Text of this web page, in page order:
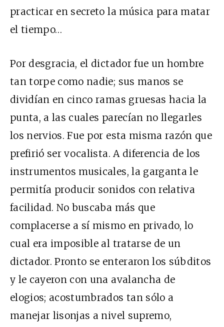
practicar en secreto la música para matar
el tiempo…
Por desgracia, el dictador fue un hombre
tan torpe como nadie; sus manos se
dividían en cinco ramas gruesas hacia la
punta, a las cuales parecían no llegarles
los nervios. Fue por esta misma razón que
prefirió ser vocalista. A diferencia de los
instrumentos musicales, la garganta le
permitía producir sonidos con relativa
facilidad. No buscaba más que
complacerse a sí mismo en privado, lo
cual era imposible al tratarse de un
dictador. Pronto se enteraron los súbditos
y le cayeron con una avalancha de
elogios; acostumbrados tan sólo a
manejar lisonjas a nivel supremo,